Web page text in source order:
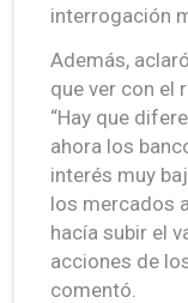
interrogación
Además,
que ver con el
“Hay que
ahora los
interés muy
los mercados
hacía subir el
acciones de
comentó.